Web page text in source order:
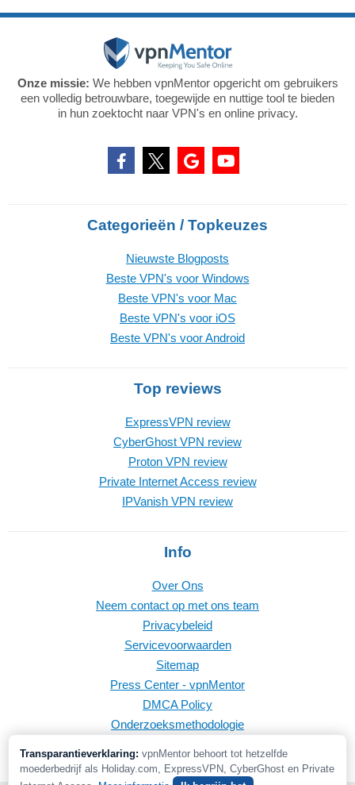
Onze missie: We hebben vpnMentor opgericht om gebruikers
een volledig betrouwbare, toegewijde en nuttige tool te bieden
in hun zoektocht naar VPN's en online privacy.
Categorieën / Topkeuzes
Nieuwste Blogposts
Beste VPN's voor Windows
Beste VPN's voor Mac
Beste VPN's voor iOS
Beste VPN's voor Android
Top reviews
ExpressVPN review
CyberGhost VPN review
Proton VPN review
Private Internet Access review
IPVanish VPN review
Info
Over Ons
Neem contact op met ons team
Privacybeleid
Servicevoorwaarden
Sitemap
Press Center - vpnMentor
DMCA Policy
Onderzoeksmethodologie
Transparantieverklaring: vpnMentor behoort tot hetzelfde
moederbedrijf als Holiday.com, ExpressVPN, CyberGhost en Private